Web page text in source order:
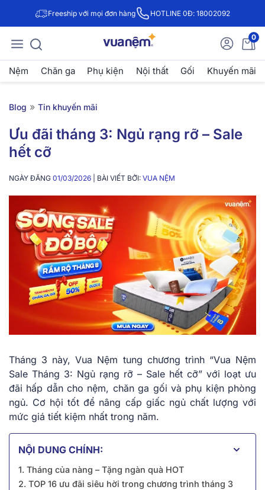
Freeship với mọi đơn hàng HOTLINE 0Đ: 18002092
0
Nệm Chăn ga Phụ kiện Nội thất Gối Khuyến mãi
Blog » Tin khuyến mãi
Ưu đãi tháng 3: Ngủ rạng rỡ – Sale
hết cỡ
NGÀY ĐĂNG 01/03/2026 | BÀI VIẾT BỞI: VUA NỆM
Tháng 3 này, Vua Nệm tung chương trình “Vua Nệm
Sale Tháng 3: Ngủ rạng rỡ – Sale hết cỡ” với loạt ưu
đãi hấp dẫn cho nệm, chăn ga gối và phụ kiện phòng
ngủ. Cơ hội tốt để nâng cấp giấc ngủ chất lượng với
mức giá tiết kiệm nhất trong năm.
NỘI DUNG CHÍNH:
1. Tháng của nàng – Tặng ngàn quà HOT
2. TOP 16 ưu đãi siêu hời trong chương trình tháng 3